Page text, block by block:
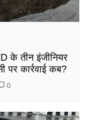
के तीन इंजीनियर
पर कार्रवाई कब?
0